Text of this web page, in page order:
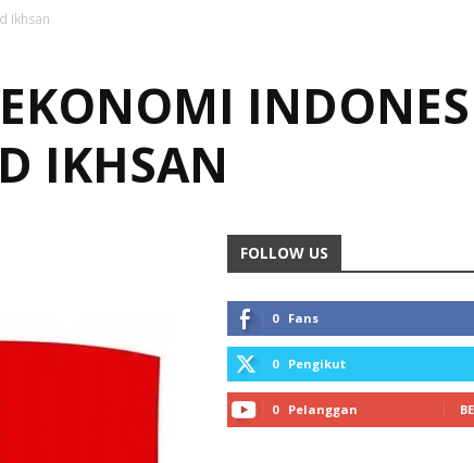
Ikhsan
IKHSAN
FOLLOW US
0 Fans
0 Pengikut
0 Pelanggan